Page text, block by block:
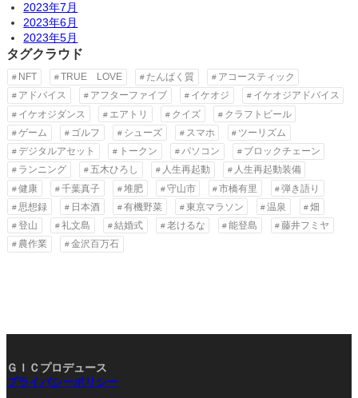
2023年7月
2023年6月
2023年5月
タグクラウド
NFT TRUE LOVE たんぱく質
アコースティック
アドバイス
アフターファイブ イケオジ
イケオジアドバイス
イケオジダンス
エアトリ クイズ
クラフトビール
ゲーム
ゴルフ シューズ スマホ
ツーリズム
デジタルアセット
トークン パソコン
ブロックチェーン
ランニング
五木ひろし 人生再起動
人生再起動装備
健康
千葉真子 堆肥 守山市 市橋有里
弾き語り
思想録
日本酒 有機野菜 東京マラソン 温泉
畑
登山
礼文島 結婚式 老けるな 能登島
藤井フミヤ
農作業
金沢百万石
ＧＩＣプロデュース
プライバシーポリシー